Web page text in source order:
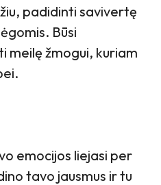
padidinti savivertę
Būsi
meilę žmogui, kuriam
emocijos liejasi per
tavo jausmus ir tu